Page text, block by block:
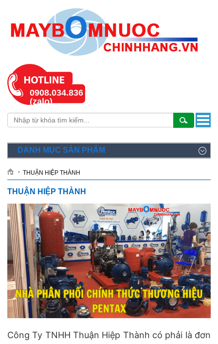
0908.034.836
(zalo)
DANH MỤC SẢN PHẨM
THUẬN HIỆP THÀNH
THUẬN HIỆP THÀNH
Công Ty TNHH Thuận Hiệp Thành có phải là đơn